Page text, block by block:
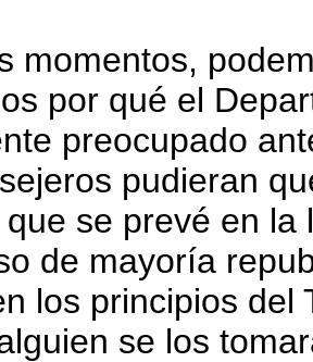
momentos,
por qué el
preocupado
pudieran
se prevé en
de mayoría
los principios del
se los